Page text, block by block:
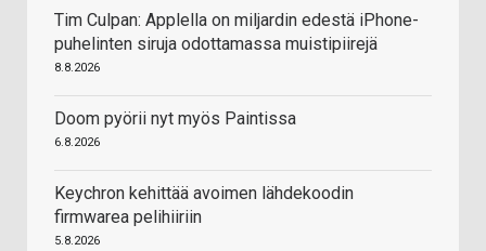
Tim Culpan: Applella on miljardin edestä iPhone-
puhelinten siruja odottamassa muistipiirejä
8.8.2026
Doom pyörii nyt myös Paintissa
6.8.2026
Keychron kehittää avoimen lähdekoodin
firmwarea pelihiiriin
5.8.2026